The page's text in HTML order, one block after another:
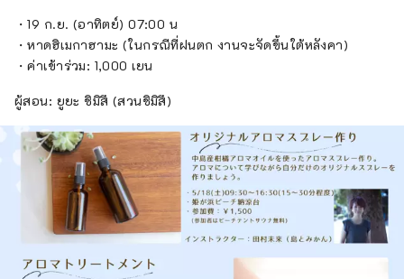
・19 ก.ย. (อาทิตย์) 07:00 น
・หาดฮิเมกาฮามะ (ในกรณีที่ฝนตก งานจะจัดขึ้นใต้หลังคา)
・ค่าเข้าร่วม: 1,000 เยน
ผู้สอน: ยูยะ ชิมิสึ (สวนชิมิสึ)